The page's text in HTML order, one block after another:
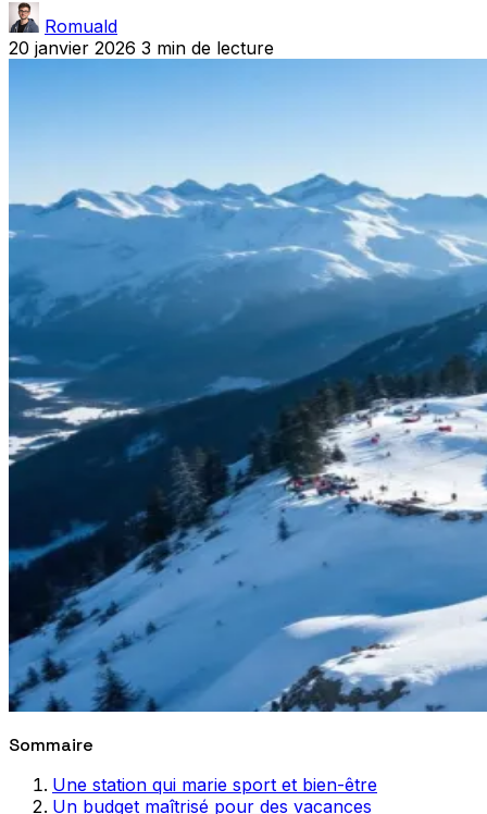
Romuald
20 janvier 2026 3 min de lecture
Sommaire
Une station qui marie sport et bien-être
Un budget maîtrisé pour des vacances